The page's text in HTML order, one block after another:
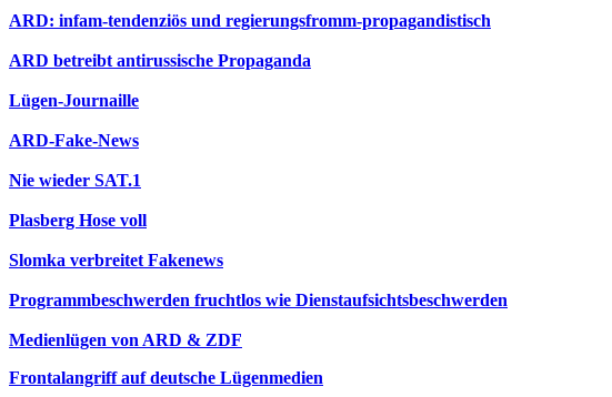
ARD: infam-tendenziös und regierungsfromm-propagandistisch
ARD betreibt antirussische Propaganda
Lügen-Journaille
ARD-Fake-News
Nie wieder SAT.1
Plasberg Hose voll
Slomka verbreitet Fakenews
Programmbeschwerden fruchtlos wie Dienstaufsichtsbeschwerden
Medienlügen von ARD & ZDF
Frontalangriff auf deutsche Lügenmedien